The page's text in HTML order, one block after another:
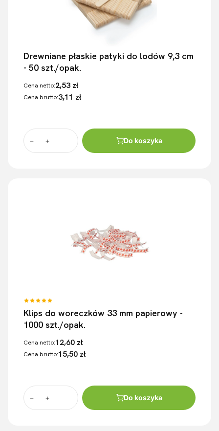
Drewniane płaskie patyki do lodów 9,3 cm
- 50 szt./opak.
Cena netto:2,53 zł
Cena brutto:3,11 zł
Do koszyka
Klips do woreczków 33 mm papierowy -
1000 szt./opak.
Cena netto:12,60 zł
Cena brutto:15,50 zł
Do koszyka